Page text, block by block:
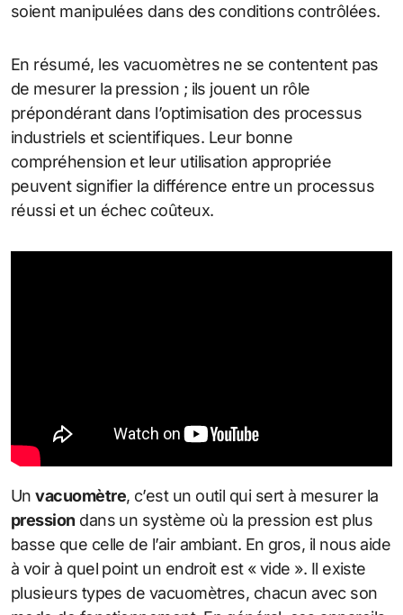
soient manipulées dans des conditions contrôlées.
En résumé, les vacuomètres ne se contentent pas
de mesurer la pression ; ils jouent un rôle
prépondérant dans l’optimisation des processus
industriels et scientifiques. Leur bonne
compréhension et leur utilisation appropriée
peuvent signifier la différence entre un processus
réussi et un échec coûteux.
Unvacuomètre, c’est un outil qui sert à mesurer la
pression dans un système où la pression est plus
basse que celle de l’air ambiant. En gros, il nous aide
à voir à quel point un endroit est « vide ». Il existe
plusieurs types de vacuomètres, chacun avec son